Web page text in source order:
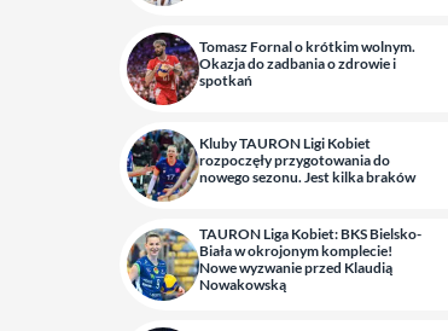
Tomasz Fornal o krótkim wolnym.
Okazja do zadbania o zdrowie i
spotkań
Kluby TAURON Ligi Kobiet
rozpoczęły przygotowania do
nowego sezonu. Jest kilka braków
TAURON Liga Kobiet: BKS Bielsko-
Biała w okrojonym komplecie!
Nowe wyzwanie przed Klaudią
Nowakowską